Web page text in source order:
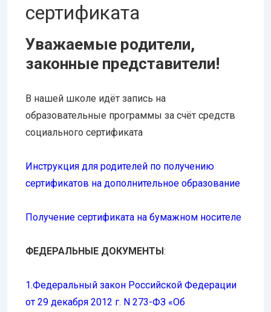
сертификата
Уважаемые родители,
законные представители!
В нашей школе идёт запись на
образовательные программы за счёт средств
социального сертификата
Инструкция для родителей по получению
сертификатов на дополнительное образование
Получение сертификата на бумажном носителе
ФЕДЕРАЛЬНЫЕ ДОКУМЕНТЫ:
1.Федеральный закон Российской Федерации
от 29 декабря 2012 г. N 273-ФЗ «Об